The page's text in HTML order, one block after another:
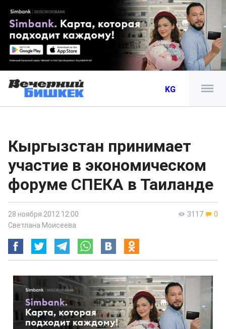
KG
Кыргызстан принимает
участие в экономическом
форуме СПЕКА в Таиланде
3117 0
28 ноября 2012 12:00
Светлана Моисеева